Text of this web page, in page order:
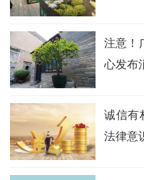
注意！
心发布
诚信有
法律意